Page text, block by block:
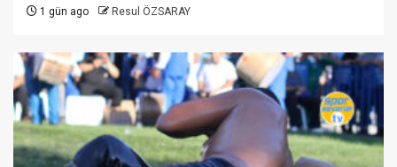
1 gün ago Resul ÖZSARAY